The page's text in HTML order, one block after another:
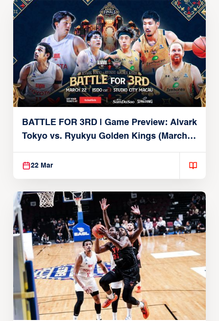
BATTLE FOR 3RD | Game Preview: Alvark
Tokyo vs. Ryukyu Golden Kings (March
22, 2026)
22 Mar